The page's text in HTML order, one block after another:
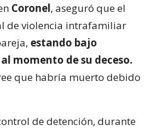
Coronel, aseguró que el
de violencia intrafamiliar
estando bajo
momento de su deceso.
que habría muerto debido
de detención, durante